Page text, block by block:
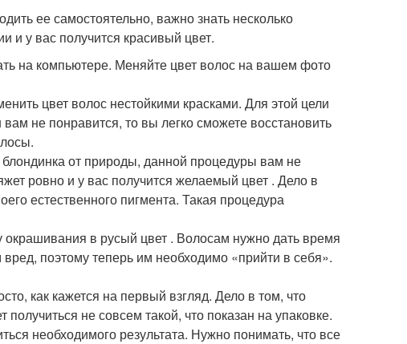
ее самостоятельно, важно знать несколько
и у вас получится красивый цвет.
на компьютере. Меняйте цвет волос на вашем фото
цвет волос нестойкими красками. Для этой цели
не понравится, то вы легко сможете восстановить
от природы, данной процедуры вам не
ровно и у вас получится желаемый цвет . Дело в
естественного пигмента. Такая процедура
в русый цвет . Волосам нужно дать время
поэтому теперь им необходимо «прийти в себя».
как кажется на первый взгляд. Дело в том, что
не совсем такой, что показан на упаковке.
необходимого результата. Нужно понимать, что все